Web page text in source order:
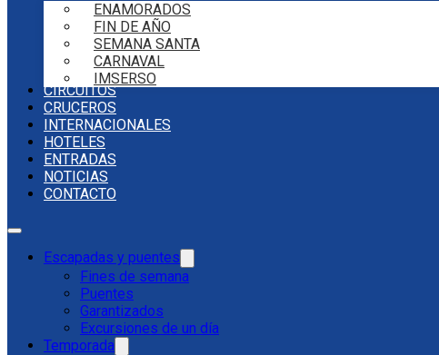
ENAMORADOS
FIN DE AÑO
SEMANA SANTA
CARNAVAL
IMSERSO
CIRCUITOS
CRUCEROS
INTERNACIONALES
HOTELES
ENTRADAS
NOTICIAS
CONTACTO
Escapadas y puentes
Fines de semana
Puentes
Garantizados
Excursiones de un día
Temporada